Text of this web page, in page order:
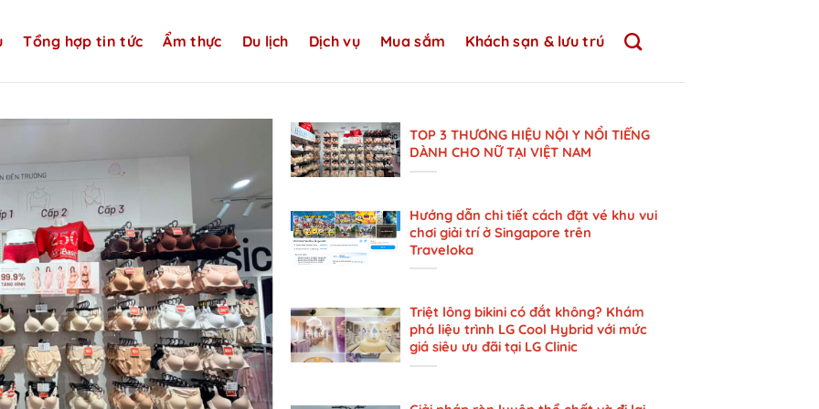
Tổng hợp tin tức Ẩm thực Du lịch Dịch vụ Mua sắm Khách sạn & lưu trú
TOP 3 THƯƠNG HIỆU NỘI Y NỔI TIẾNG
DÀNH CHO NỮ TẠI VIỆT NAM
Hướng dẫn chi tiết cách đặt vé khu vui
chơi giải trí ở Singapore trên
Traveloka
Triệt lông bikini có đắt không? Khám
phá liệu trình LG Cool Hybrid với mức
giá siêu ưu đãi tại LG Clinic